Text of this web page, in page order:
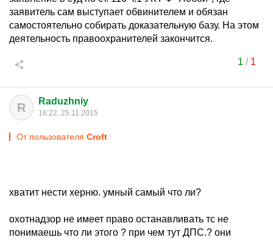
заявитель сам выступает обвинителем и обязан
самостоятельно собирать доказательную базу. На этом
деятельность правоохранителей закончится.
1 / 1
R Raduzhniy
16:22, 25.11.2015
От пользователя Croft
хватит нести херню. умный самый что ли?
охотнадзор не имеет право останавливать тс не
понимаешь что ли этого ? при чем тут ДПС.? они